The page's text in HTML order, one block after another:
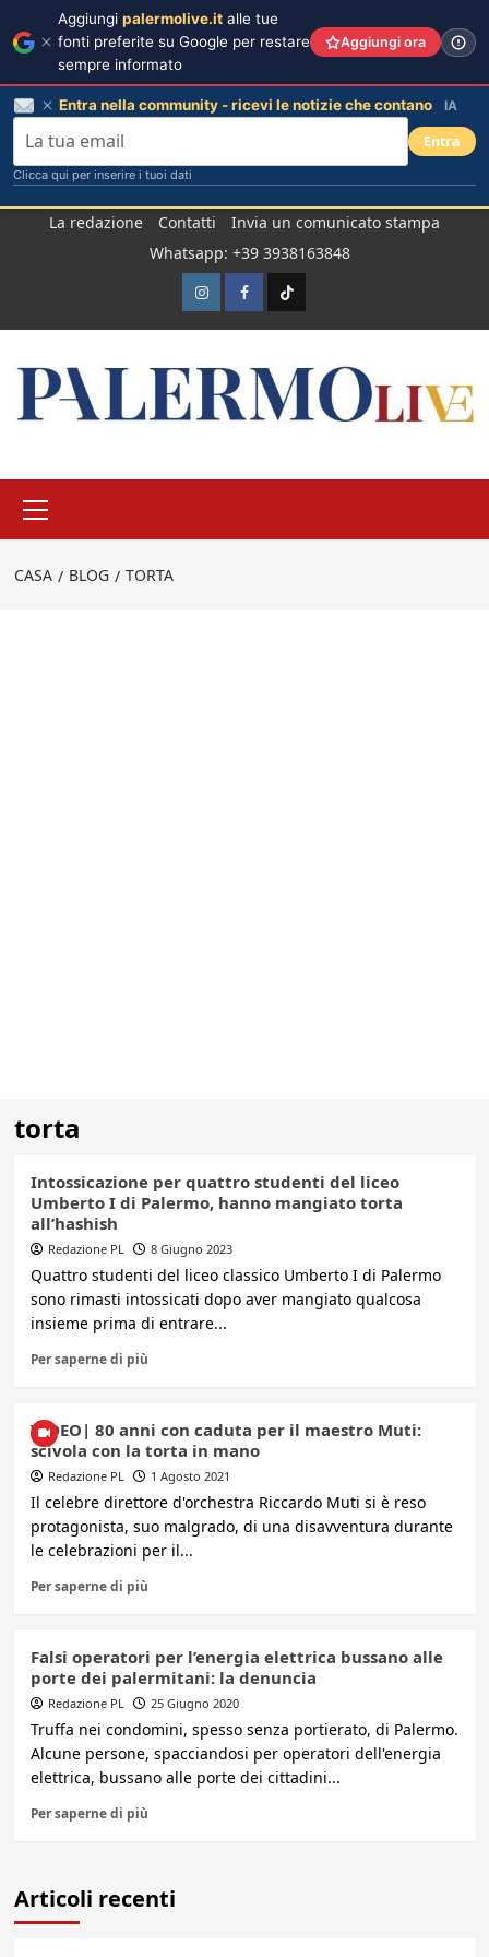
La redazione Contatti
Invia un comunicato stampa
Whatsapp: +39 3938163848
InstagramFacebook
TikTok
principale
CASA BLOG TORTA
torta
Intossicazione per quattro studenti del liceo
Umberto I di Palermo, hanno mangiato torta
all’hashish
Redazione PL 8 Giugno 2023
Quattro studenti del liceo classico Umberto I di Palermo
sono rimasti intossicati dopo aver mangiato qualcosa
insieme prima di entrare...
Per saperne di più
VIDEO| 80 anni con caduta per il maestro Muti:
scivola con la torta in mano
Redazione PL 1 Agosto 2021
Il celebre direttore d'orchestra Riccardo Muti si è reso
protagonista, suo malgrado, di una disavventura durante
le celebrazioni per il...
Per saperne di più
Falsi operatori per l’energia elettrica bussano alle
porte dei palermitani: la denuncia
Redazione PL 25 Giugno 2020
Truffa nei condomini, spesso senza portierato, di Palermo.
Alcune persone, spacciandosi per operatori dell'energia
elettrica, bussano alle porte dei cittadini...
Per saperne di più
Articoli recenti
Aggiungi palermolive.it alle tue
fonti preferite su Google per restare
sempre informato
Aggiungi ora
Entra nella community - ricevi le notizie che contano IA
Entra
Clicca qui per inserire i tuoi dati